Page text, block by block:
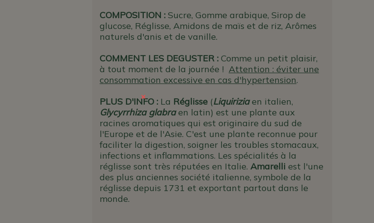
COMPOSITION : Sucre, Gomme arabique, Sirop de
glucose, Réglisse, Amidons de maïs et de riz, Arômes
naturels d'anis et de vanille.
COMMENT LES DEGUSTER : Comme un petit plaisir,
à tout moment de la journée ! Attention : éviter une
consommation excessive en cas d'hypertension.
PLUS D'INFO : La Réglisse(Liquiriziaen italien,
Glycyrrhiza glabraen latin) est une plante aux
racines aromatiques qui est originaire du sud de
l'Europe et de l'Asie. C'est une plante reconnue pour
faciliter la digestion, soigner les troubles stomacaux,
infections et inflammations. Les spécialités à la
réglisse sont très réputées en Italie. Amarelli est l'une
des plus anciennes société italienne, symbole de la
réglisse depuis 1731 et exportant partout dans le
monde.
×